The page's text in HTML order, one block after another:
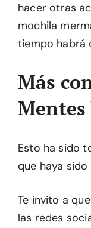
hacer otras
mochila
tiempo habrá
Más
Mentes
Esto ha sido
que haya
Te invito a
las redes